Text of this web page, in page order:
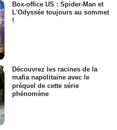
Box-office US : Spider-Man et
L'Odyssée toujours au sommet
!
Découvrez les racines de la
mafia napolitaine avec le
préquel de cette série
phénomène